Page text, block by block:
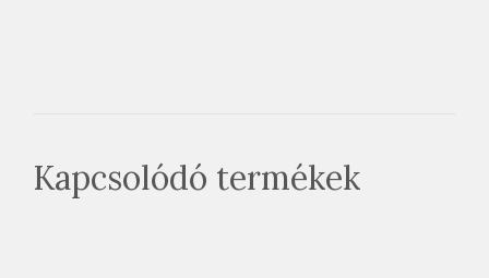
Kapcsolódó termékek